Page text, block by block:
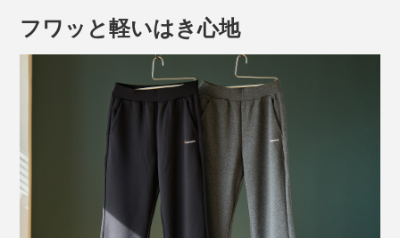
Technology）繊維」。
この繊維が発する微弱な電磁波（遠赤外線）が皮膚の感
受センサーに作用。
↓
酸素や栄養素が細胞へ効率よく運ばれる
↓
疲労・コリを改善
フワッと軽いはき心地